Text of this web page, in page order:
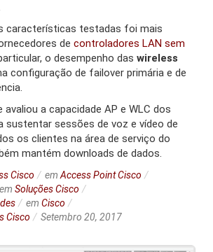
características testadas foi mais
de controladores LAN sem
o desempenho das wireless
configuração de failover primária e de
a capacidade AP e WLC dos
sustentar sessões de voz e vídeo de
os clientes na área de serviço do
mantém downloads de dados.
Cisco emAccess Point Cisco
em Soluções Cisco
em Cisco
Cisco Setembro 20, 2017